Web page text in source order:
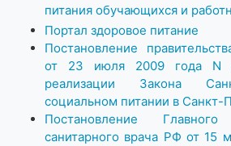
питания обучающихся и
Портал здоровое питание
Постановление
от 23 июля 2009 года
реализации Закона
социальном питании в Санкт-
Постановление Главного
санитарного врача РФ от 15